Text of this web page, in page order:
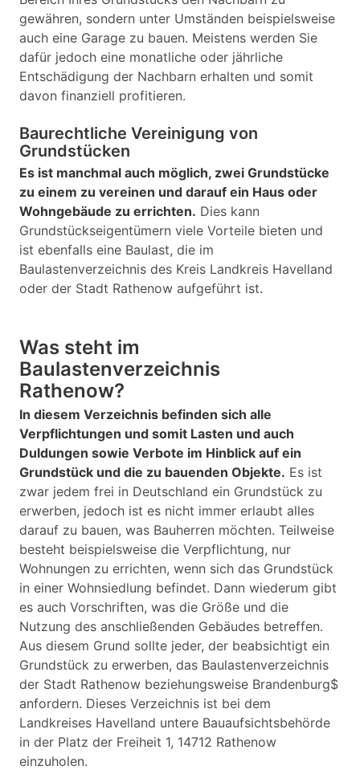
gewähren, sondern unter Umständen beispielsweise
auch eine Garage zu bauen. Meistens werden Sie
dafür jedoch eine monatliche oder jährliche
Entschädigung der Nachbarn erhalten und somit
davon finanziell profitieren.
Baurechtliche Vereinigung von
Grundstücken
Es ist manchmal auch möglich, zwei Grundstücke
zu einem zu vereinen und darauf ein Haus oder
Wohngebäude zu errichten. Dies kann
Grundstückseigentümern viele Vorteile bieten und
ist ebenfalls eine Baulast, die im
Baulastenverzeichnis des Kreis Landkreis Havelland
oder der Stadt Rathenow aufgeführt ist.
Was steht im
Baulastenverzeichnis
Rathenow?
In diesem Verzeichnis befinden sich alle
Verpflichtungen und somit Lasten und auch
Duldungen sowie Verbote im Hinblick auf ein
Grundstück und die zu bauenden Objekte. Es ist
zwar jedem frei in Deutschland ein Grundstück zu
erwerben, jedoch ist es nicht immer erlaubt alles
darauf zu bauen, was Bauherren möchten. Teilweise
besteht beispielsweise die Verpflichtung, nur
Wohnungen zu errichten, wenn sich das Grundstück
in einer Wohnsiedlung befindet. Dann wiederum gibt
es auch Vorschriften, was die Größe und die
Nutzung des anschließenden Gebäudes betreffen.
Aus diesem Grund sollte jeder, der beabsichtigt ein
Grundstück zu erwerben, das Baulastenverzeichnis
der Stadt Rathenow beziehungsweise Brandenburg$
anfordern. Dieses Verzeichnis ist bei dem
Landkreises Havelland untere Bauaufsichtsbehörde
in der Platz der Freiheit 1, 14712 Rathenow
einzuholen.